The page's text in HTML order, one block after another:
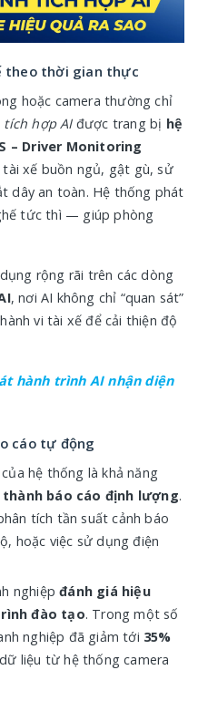
theo thời gian thực
hoặc camera thường chỉ
tích hợp AIđược trang bị hệ
– Driver Monitoring
tài xế buồn ngủ, gật gù, sử
dây an toàn. Hệ thống phát
tức thì — giúp phòng
rộng rãi trên các dòng
, nơi AI không chỉ “quan sát”
vi tài xế để cải thiện độ
hành trình AI nhận diện
cáo tự động
hệ thống là khả năng
báo cáo định lượng.
tích tần suất cảnh báo
hoặc việc sử dụng điện
nghiệpđánh giá hiệu
đào tạo. Trong một số
nghiệp đã giảm tới 35%
liệu từ hệ thống camera